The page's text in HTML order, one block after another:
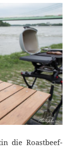
die Roastbeef-